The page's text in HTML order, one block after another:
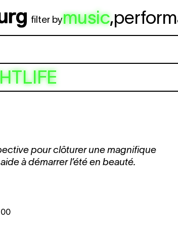
filter bymusic,
pour clôturer une magnifique
à démarrer l’été en beauté.